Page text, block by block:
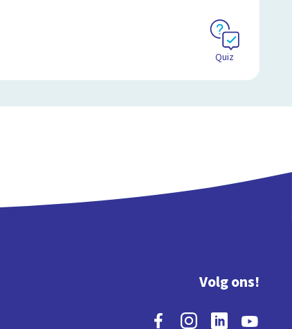
Quiz
Volg ons!